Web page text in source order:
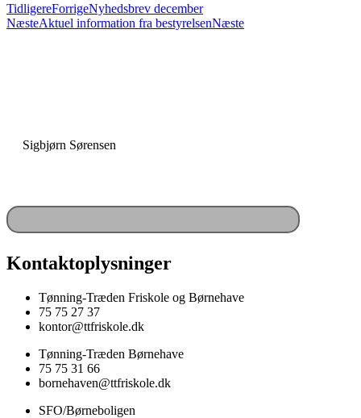
TidligereForrigeNyhedsbrev december
NæsteAktuel information fra bestyrelsenNæste
Sigbjørn Sørensen
Kontaktoplysninger
Tønning-Træden Friskole og Børnehave
75 75 27 37
kontor@ttfriskole.dk
Tønning-Træden Børnehave
75 75 31 66
bornehaven@ttfriskole.dk
SFO/Børneboligen